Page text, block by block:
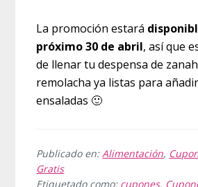
La promoción estará
próximo 30 de abril, así que
de llenar tu despensa de
remolacha ya listas para
ensaladas 🙂
Publicado en:Alimentación,
Gratis
Etiquetado como: cupones,